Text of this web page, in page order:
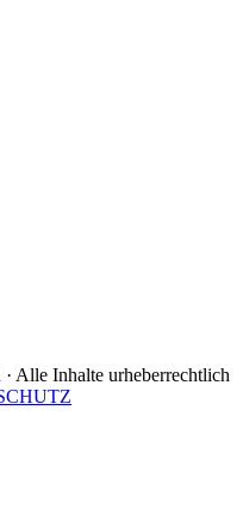
Alle Inhalte urheberrechtlich